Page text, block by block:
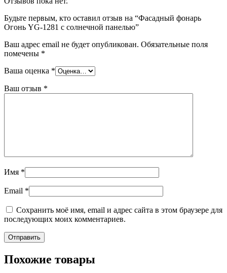
Будьте первым, кто оставил отзыв на “Фасадный фонарь
Огонь YG-1281 с солнечной панелью”
Ваш адрес email не будет опубликован. Обязательные поля
помечены *
Ваша оценка *
Ваш отзыв *
Имя *
Email *
Сохранить моё имя, email и адрес сайта в этом браузере для
последующих моих комментариев.
Похожие товары